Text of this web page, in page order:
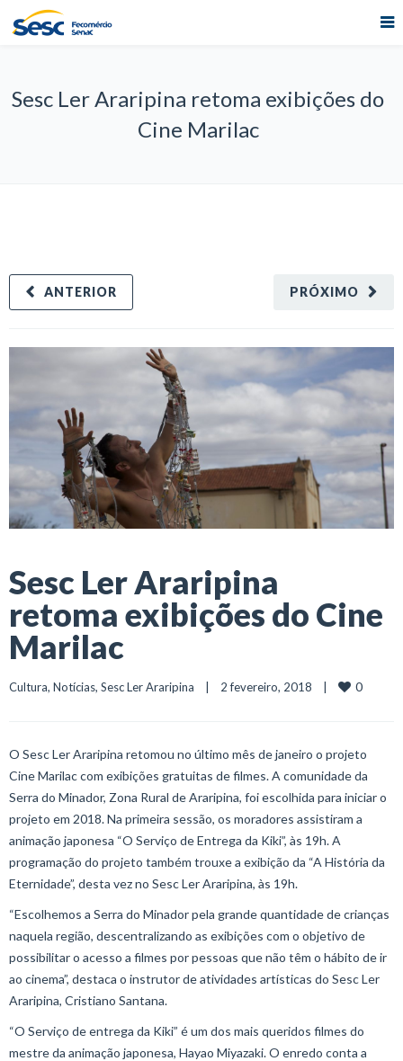
Sesc Ler Araripina retoma exibições do
Cine Marilac
PRÓXIMO
ANTERIOR
Sesc Ler Araripina
retoma exibições do Cine
Marilac
Cultura, Notícias, Sesc Ler Araripina
    |    2 fevereiro, 2018    |
0
O Sesc Ler Araripina retomou no último mês de janeiro o projeto
Cine Marilac com exibições gratuitas de filmes. A comunidade da
Serra do Minador, Zona Rural de Araripina, foi escolhida para iniciar o
projeto em 2018. Na primeira sessão, os moradores assistiram a
animação japonesa “O Serviço de Entrega da Kiki”, às 19h. A
programação do projeto também trouxe a exibição da “A História da
Eternidade”, desta vez no Sesc Ler Araripina, às 19h.
“Escolhemos a Serra do Minador pela grande quantidade de crianças
naquela região, descentralizando as exibições com o objetivo de
possibilitar o acesso a filmes por pessoas que não têm o hábito de ir
ao cinema”, destaca o instrutor de atividades artísticas do Sesc Ler
Araripina, Cristiano Santana.
“O Serviço de entrega da Kiki” é um dos mais queridos filmes do
mestre da animação japonesa, Hayao Miyazaki. O enredo conta a